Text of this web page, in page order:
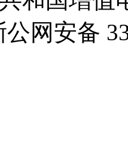
公网安备